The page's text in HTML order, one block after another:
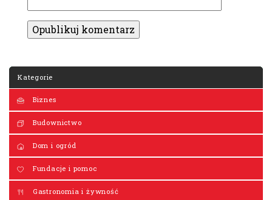
Kategorie
Biznes
Budownictwo
Dom i ogród
Fundacje i pomoc
Gastronomia i żywność